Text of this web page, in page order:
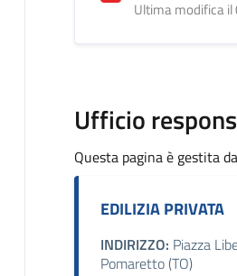
Ultima modifica
Ufficio
Questa pagina è gestita
EDILIZIA PRIVATA
INDIRIZZO: Piazza
Pomaretto (TO)